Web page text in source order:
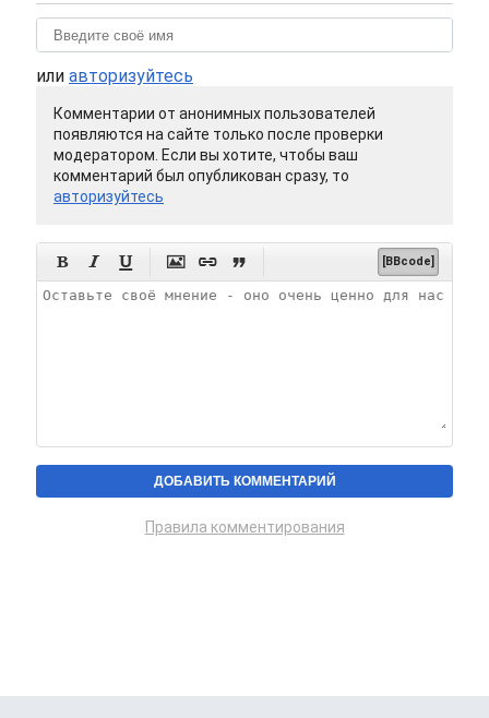
или авторизуйтесь
Комментарии от анонимных пользователей
появляются на сайте только после проверки
модератором. Если вы хотите, чтобы ваш
комментарий был опубликован сразу, то
авторизуйтесь
      [BBcode]
Правила комментирования